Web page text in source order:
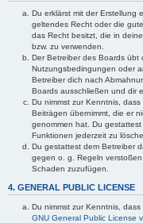
Du erklärst mit der Erstellung
geltendes Recht oder die
das Recht besitzt, die in
bzw. zu verwenden.
Der Betreiber des Boards übt
Nutzungsbedingungen oder
Betreiber dich nach
Boards ausschließen und dir
Du nimmst zur Kenntnis,
Beiträgen übernimmt, die er
genommen hat. Du
Funktionen jederzeit zu
Du gestattest dem Betreiber
gegen o. g. Regeln
Schaden zuzufügen.
4. GENERAL PUBLIC LICENSE
Du nimmst zur Kenntnis, dass
GNU General Public License